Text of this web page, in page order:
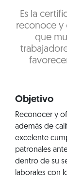
Es la
reconoce y
que
Objetivo
Reconocer y
además de
excelente
patronales
dentro de su
laborales con